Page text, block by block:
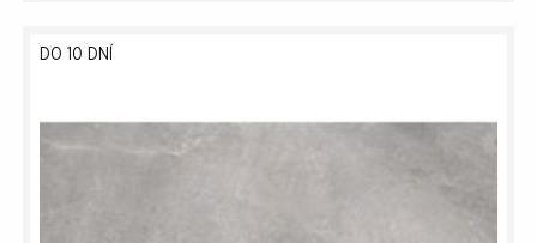
DO 10 DNÍ